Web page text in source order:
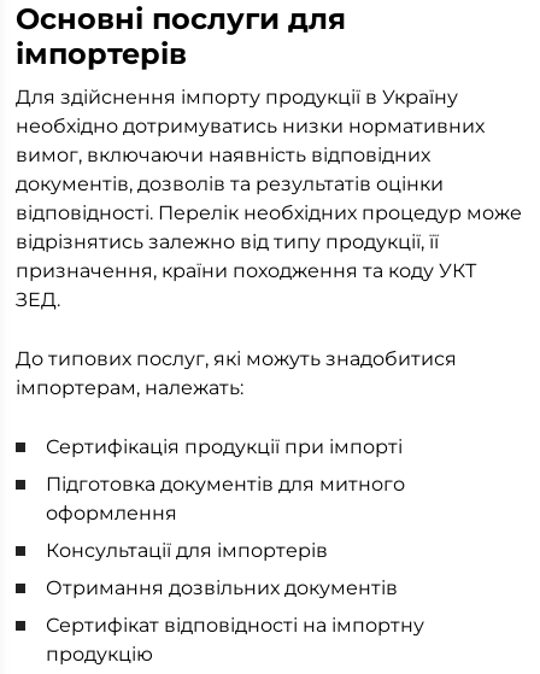
Основні послуги для
імпортерів
Для здійснення імпорту продукції в Україну
необхідно дотримуватись низки нормативних
вимог, включаючи наявність відповідних
документів, дозволів та результатів оцінки
відповідності. Перелік необхідних процедур може
відрізнятись залежно від типу продукції, її
призначення, країни походження та коду УКТ
ЗЕД.
До типових послуг, які можуть знадобитися
імпортерам, належать:
Сертифікація продукції при імпорті
Підготовка документів для митного
оформлення
Консультації для імпортерів
Отримання дозвільних документів
Сертифікат відповідності на імпортну
продукцію